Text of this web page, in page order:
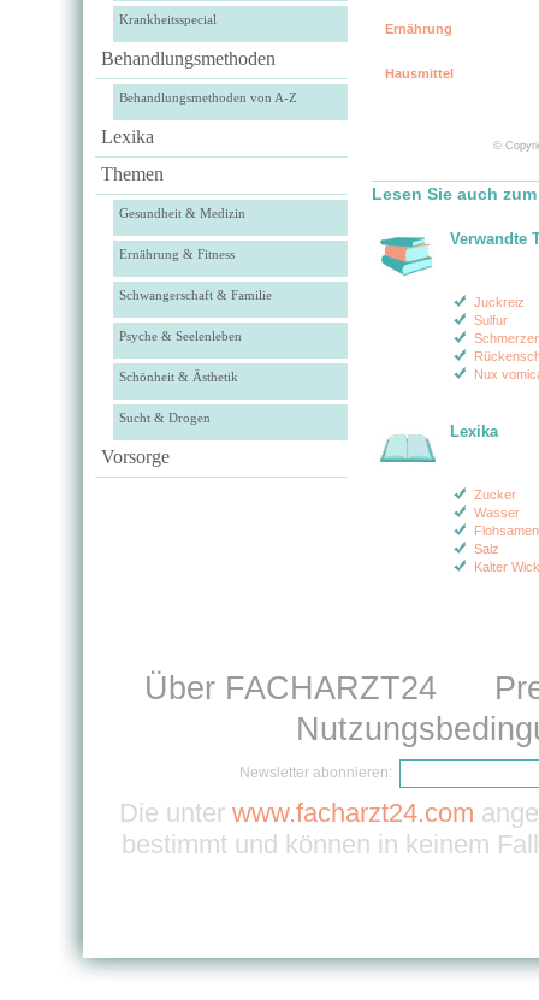
Krankheitsspecial
Behandlungsmethoden
Behandlungsmethoden von A-Z
Lexika
Themen
Gesundheit & Medizin
Ernährung & Fitness
Schwangerschaft & Familie
Psyche & Seelenleben
Schönheit & Ästhetik
Sucht & Drogen
Vorsorge
Ernährung
Hausmittel
©
Lesen Sie auch
Verwandte
Juckreiz
Sulfur
Nux
Lexika
Zucker
Wasser
Salz
Kalter
Über FACHARZT24
Newsletter abonnieren:
Die unterwww.facharzt24.com
bestimmt und können in keinem